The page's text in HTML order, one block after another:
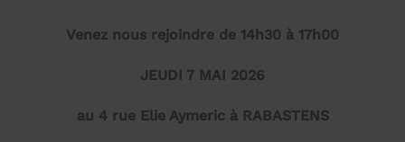
Venez nous rejoindre de 14h30 à 17h00
JEUDI 7 MAI 2026
au 4 rue Elie Aymeric à RABASTENS